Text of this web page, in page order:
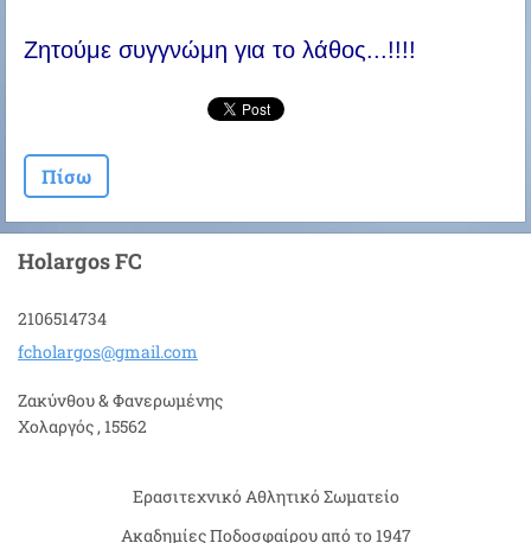
Ζητούμε συγγνώμη για το λάθος...!!!!
Πίσω
Holargos FC
2106514734
fcholargos@gmail.com
Ζακύνθου & Φανερωμένης
Χολαργός , 15562
Ερασιτεχνικό Αθλητικό Σωματείο
Ακαδημίες Ποδοσφαίρου από το 1947